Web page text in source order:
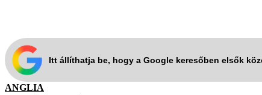
Itt állíthatja be, hogy a Google keresőben elsők
ANGLIA